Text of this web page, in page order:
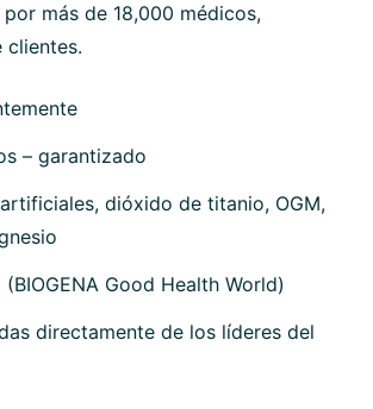
más de 18,000 médicos,
clientes.
– garantizado
dióxido de titanio, OGM,
Good Health World)
directamente de los líderes del